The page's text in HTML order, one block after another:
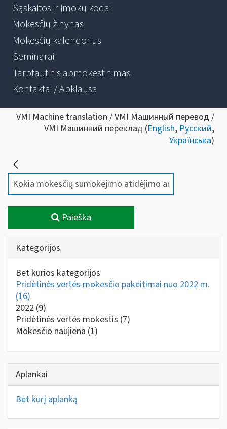
Sąskaitos ir įmokų kodai
Mokesčių žinynas
Mokesčių kalendorius
Seminarai
Tarptautinis apmokestinimas
Kontaktai / Apklausa
VMI Machine translation / VMI Машинный перевод /
VMI Машинний переклад (English, Русский,
Українська)
Paieška
Kategorijos
Bet kurios kategorijos
Pridėtinės vertės mokesčio pakeitimai nuo 2022 m.
(16)
2022 (9)
Pridėtinės vertės mokestis (7)
Mokesčio naujiena (1)
Aplankai
Bet kurį aplanką